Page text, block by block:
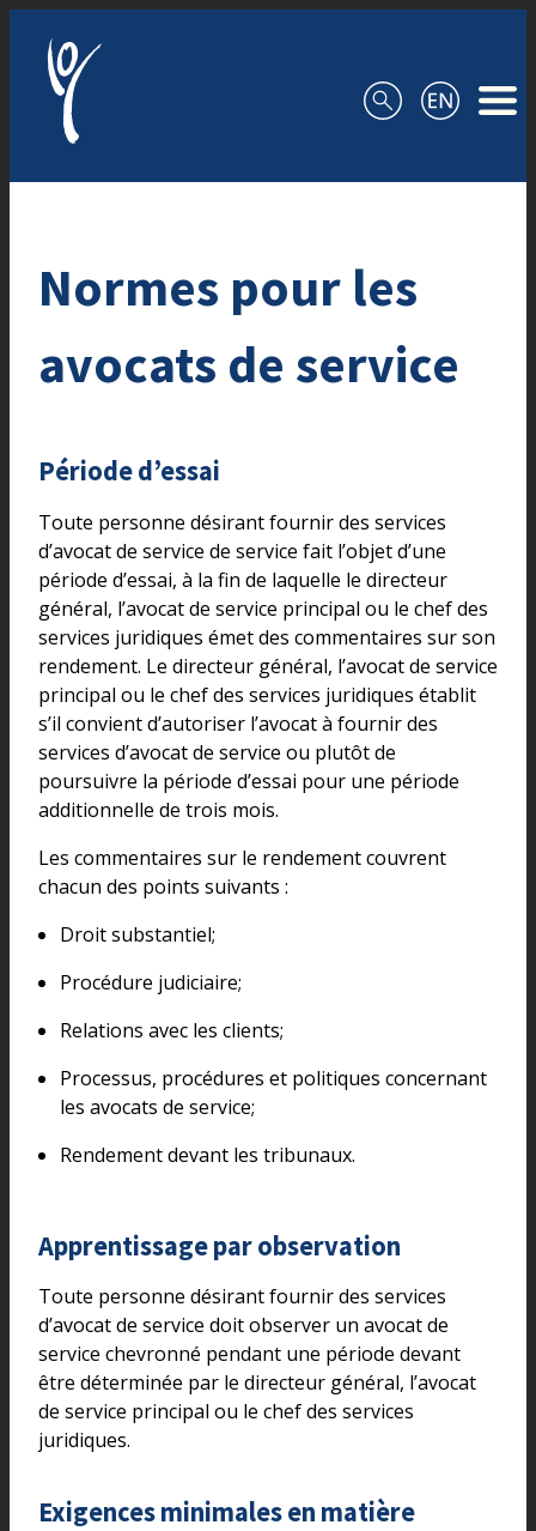
Normes pour les
avocats de service
Période d’essai
Toute personne désirant fournir des services
d’avocat de service de service fait l’objet d’une
période d’essai, à la fin de laquelle le directeur
général, l’avocat de service principal ou le chef des
services juridiques émet des commentaires sur son
rendement. Le directeur général, l’avocat de service
principal ou le chef des services juridiques établit
s’il convient d’autoriser l’avocat à fournir des
services d’avocat de service ou plutôt de
poursuivre la période d’essai pour une période
additionnelle de trois mois.
Les commentaires sur le rendement couvrent
chacun des points suivants :
Droit substantiel;
Procédure judiciaire;
Relations avec les clients;
Processus, procédures et politiques concernant
les avocats de service;
Rendement devant les tribunaux.
Apprentissage par observation
Toute personne désirant fournir des services
d’avocat de service doit observer un avocat de
service chevronné pendant une période devant
être déterminée par le directeur général, l’avocat
de service principal ou le chef des services
juridiques.
Exigences minimales en matière